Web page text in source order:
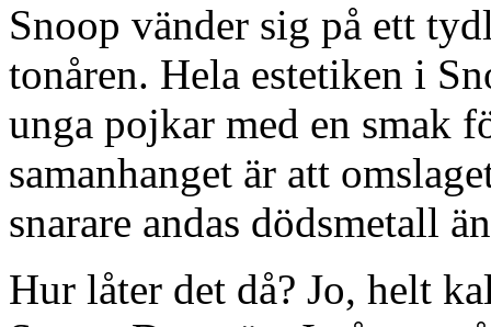
Snoop vänder sig på ett
tonåren. Hela estetiken i
unga pojkar med en smak
samanhanget är att
snarare andas dödsmetall
Hur låter det då? Jo, helt